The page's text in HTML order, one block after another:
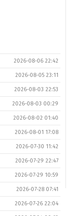
2026-08-06 22:42
2026-08-05 23:11
2026-08-03 22:53
2026-08-03 00:29
2026-08-02 01:40
2026-08-01 17:08
2026-07-30 11:42
2026-07-29 22:47
2026-07-29 10:59
2026-07-28 07:41
2026-07-26 22:04